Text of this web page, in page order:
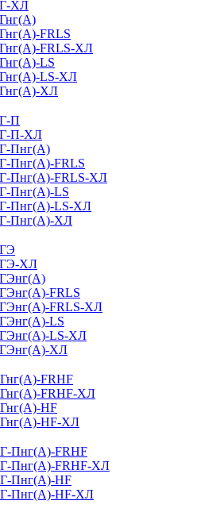
ХЛ
FRLS
FRLS-ХЛ
LS
LS-ХЛ
ХЛ
П
П-ХЛ
Пнг(А)
Пнг(А)-FRLS
Пнг(А)-FRLS-ХЛ
Пнг(А)-LS
Пнг(А)-LS-ХЛ
Пнг(А)-ХЛ
ХЛ
FRLS
FRLS-ХЛ
LS
LS-ХЛ
ХЛ
FRHF
FRHF-ХЛ
HF
HF-ХЛ
Пнг(А)-FRHF
Пнг(А)-FRHF-ХЛ
Пнг(А)-HF
Пнг(А)-HF-ХЛ